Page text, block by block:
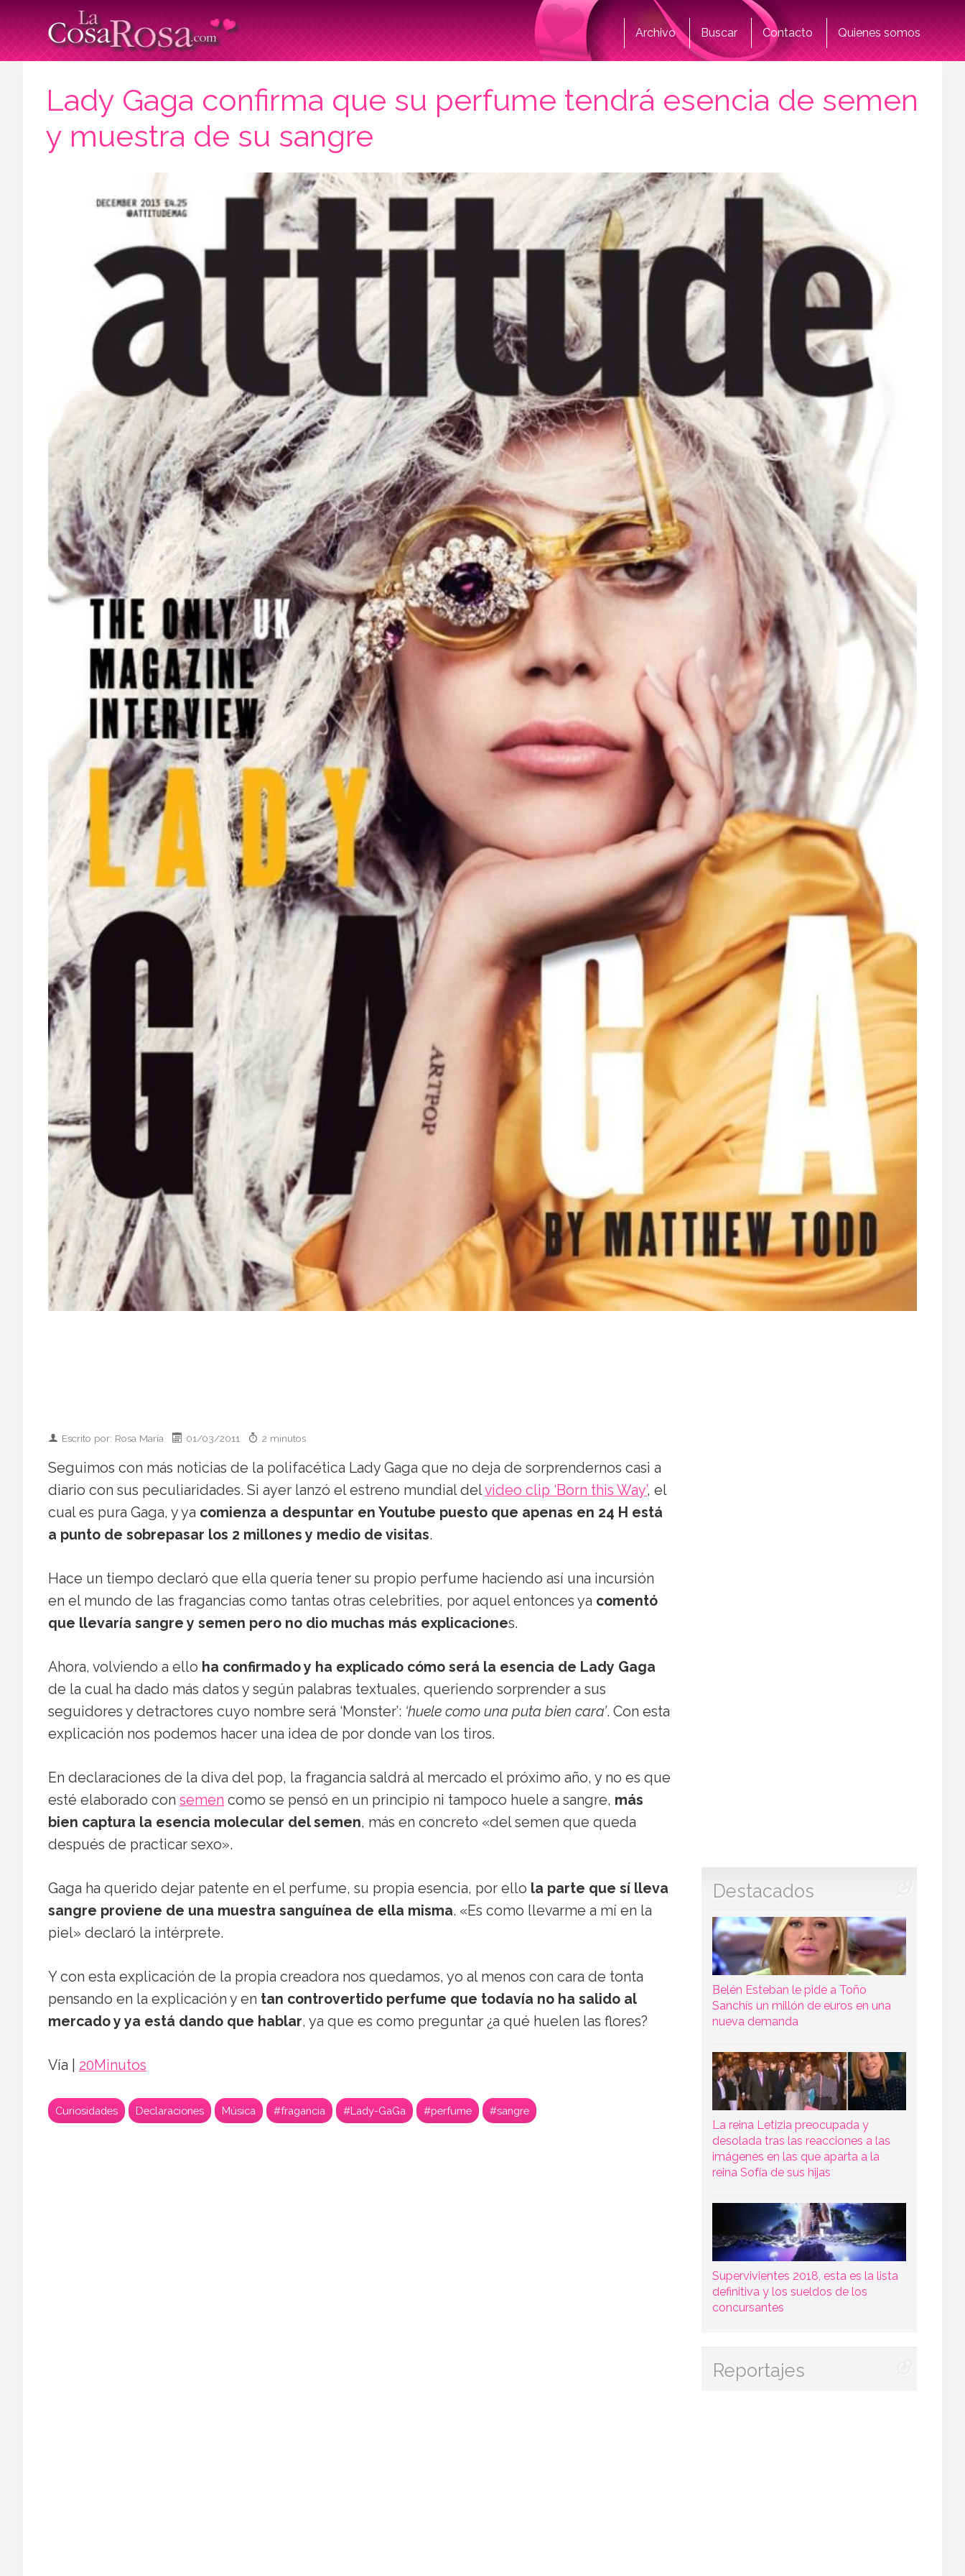
Archivo Buscar Contacto Quienes somos
Lady Gaga confirma que su perfume tendrá esencia de semen
y muestra de su sangre
Escrito por: Rosa María 01/03/2011 2 minutos
Seguimos con más noticias de la polifacética Lady Gaga que no deja de sorprendernos casi a
diario con sus peculiaridades. Si ayer lanzó el estreno mundial delvideo clip ‘Born this Way’, el
cual es pura Gaga, y ya comienza a despuntar en Youtube puesto que apenas en 24 H está
a punto de sobrepasar los 2 millones y medio de visitas.
Hace un tiempo declaró que ella quería tener su propio perfume haciendo así una incursión
en el mundo de las fragancias como tantas otras celebrities, por aquel entonces ya comentó
que llevaría sangre y semen pero no dio muchas más explicaciones.
Ahora, volviendo a ello ha confirmado y ha explicado cómo será la esencia de Lady Gaga
de la cual ha dado más datos y según palabras textuales, queriendo sorprender a sus
seguidores y detractores cuyo nombre será ‘Monster’: ‘huele como una puta bien cara’. Con esta
explicación nos podemos hacer una idea de por donde van los tiros.
En declaraciones de la diva del pop, la fragancia saldrá al mercado el próximo año, y no es que
esté elaborado con semen como se pensó en un principio ni tampoco huele a sangre, más
bien captura la esencia molecular del semen, más en concreto «del semen que queda
después de practicar sexo».
Gaga ha querido dejar patente en el perfume, su propia esencia, por ello la parte que sí lleva
sangre proviene de una muestra sanguínea de ella misma. «Es como llevarme a mí en la
piel» declaró la intérprete.
Y con esta explicación de la propia creadora nos quedamos, yo al menos con cara de tonta
pensando en la explicación y en tan controvertido perfume que todavía no ha salido al
mercado y ya está dando que hablar, ya que es como preguntar ¿a qué huelen las flores?
Vía | 20Minutos
Curiosidades Declaraciones Música #fragancia #Lady-GaGa #perfume #sangre
Destacados
Belén Esteban le pide a Toño
Sanchís un millón de euros en una
nueva demanda
La reina Letizia preocupada y
desolada tras las reacciones a las
imágenes en las que aparta a la
reina Sofía de sus hijas
Supervivientes 2018, esta es la lista
definitiva y los sueldos de los
concursantes
Reportajes